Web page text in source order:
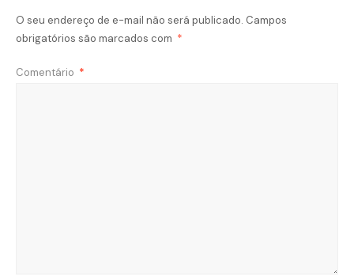
O seu endereço de e-mail não será publicado. Campos
obrigatórios são marcados com *
Comentário *